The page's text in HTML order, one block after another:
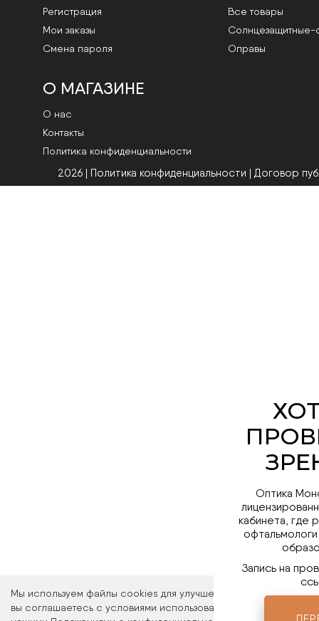
Мы используем файлы cookies для улучшения работы сайта.
вы соглашаетесь с условиями использования файлов cookies.
Регистрация
Мои заказы
Смена пароля
Все товары
Cолнцезащитные-
Оправы
О МАГАЗИНЕ
О нас
Контакты
Политика конфиденциальности
2026 | Политика конфиденциальности | Договор
Оптика
кабинета, где
Запись на